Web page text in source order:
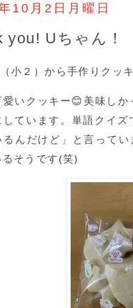
10月2日月曜日
you! Uちゃん！
小２）から手作りクッ
愛いクッキー😊美味し
しています。単語クイ
るんだけど」と言って
そうです(笑)